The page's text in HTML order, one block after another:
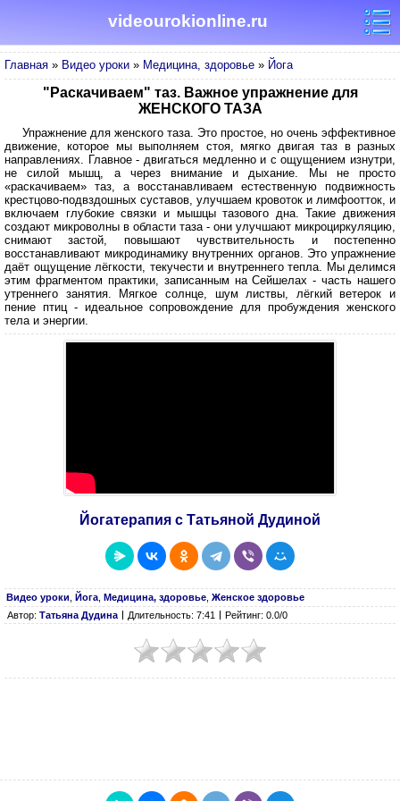
videourokionline.ru
Главная » Видео уроки » Медицина, здоровье » Йога
"Раскачиваем" таз. Важное упражнение для
ЖЕНСКОГО ТАЗА
Упражнение для женского таза. Это простое, но очень эффективное
движение, которое мы выполняем стоя, мягко двигая таз в разных
направлениях. Главное - двигаться медленно и с ощущением изнутри,
не силой мышц, а через внимание и дыхание. Мы не просто
«раскачиваем» таз, а восстанавливаем естественную подвижность
крестцово-подвздошных суставов, улучшаем кровоток и лимфоотток, и
включаем глубокие связки и мышцы тазового дна. Такие движения
создают микроволны в области таза - они улучшают микроциркуляцию,
снимают застой, повышают чувствительность и постепенно
восстанавливают микродинамику внутренних органов. Это упражнение
даёт ощущение лёгкости, текучести и внутреннего тепла. Мы делимся
этим фрагментом практики, записанным на Сейшелах - часть нашего
утреннего занятия. Мягкое солнце, шум листвы, лёгкий ветерок и
пение птиц - идеальное сопровождение для пробуждения женского
тела и энергии.
Йогатерапия с Татьяной Дудиной
Видео уроки Йога Медицина, здоровье Женское здоровье
Автор: Татьяна Дудина Длительность: 7:41 Рейтинг: 0.0/0